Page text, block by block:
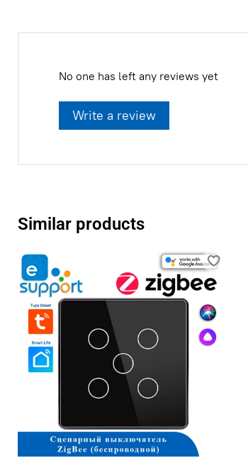
No one has left any reviews yet
Write a review
Similar products